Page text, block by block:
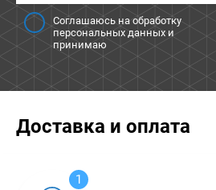
Соглашаюсь на обработку
персональных данных и
принимаю
Доставка и оплата
1